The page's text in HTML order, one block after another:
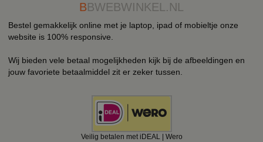
BBWEBWINKEL.NL
Bestel gemakkelijk online met je laptop, ipad of mobieltje onze
website is 100% responsive.
Wij bieden vele betaal mogelijkheden kijk bij de afbeeldingen en
jouw favoriete betaalmiddel zit er zeker tussen.
Veilig betalen met iDEAL | Wero